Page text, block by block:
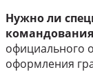
Нужно ли
официального
оформления